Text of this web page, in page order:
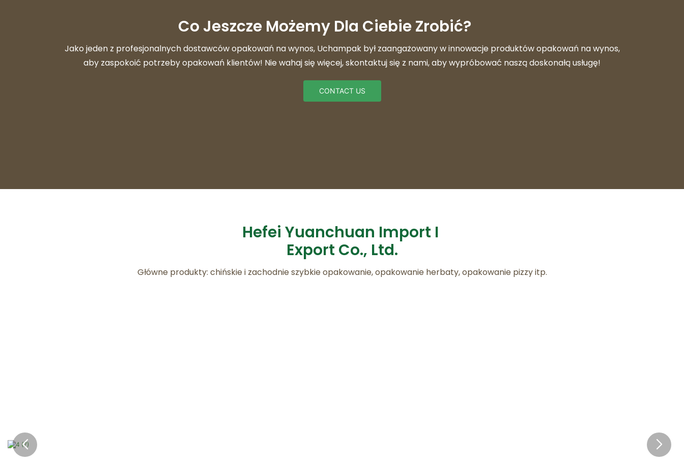
Co Jeszcze Możemy Dla Ciebie Zrobić?
Jako jeden z profesjonalnych dostawców opakowań na wynos, Uchampak był zaangażowany w innowacje produktów opakowań na wynos,
aby zaspokoić potrzeby opakowań klientów! Nie wahaj się więcej, skontaktuj się z nami, aby wypróbować naszą doskonałą usługę!
CONTACT US
Hefei Yuanchuan Import I
Export Co., Ltd.
Główne produkty: chińskie i zachodnie szybkie opakowanie, opakowanie herbaty, opakowanie pizzy itp.